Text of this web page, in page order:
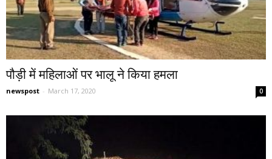
पौड़ी में महिलाओं पर भालू ने किया हमला
newspost - March 17, 2020 0